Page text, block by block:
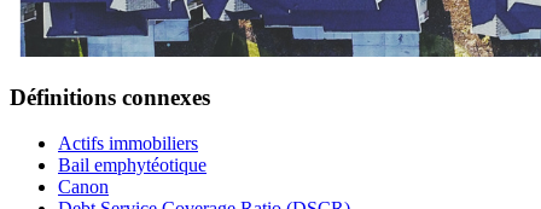
Définitions connexes
Actifs immobiliers
Bail emphytéotique
Canon